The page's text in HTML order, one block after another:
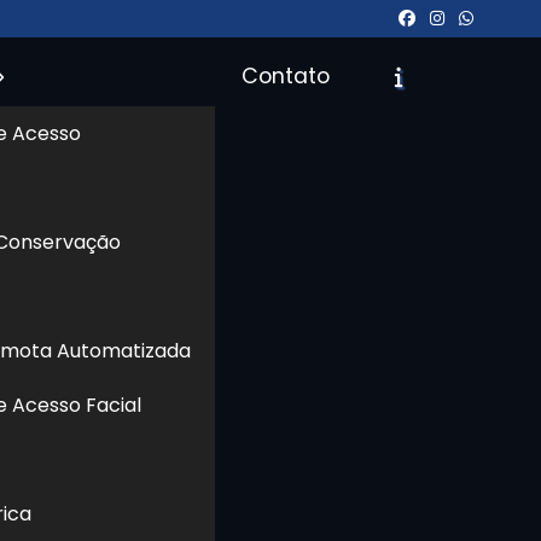
Acesso
Automatizada
Acesso Facial
Contato
um Orçamento